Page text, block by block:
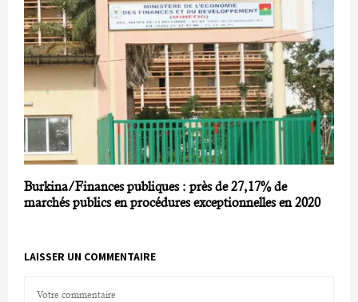
Burkina/Finances publiques : près de 27,17% de
marchés publics en procédures exceptionnelles en 2020
LAISSER UN COMMENTAIRE